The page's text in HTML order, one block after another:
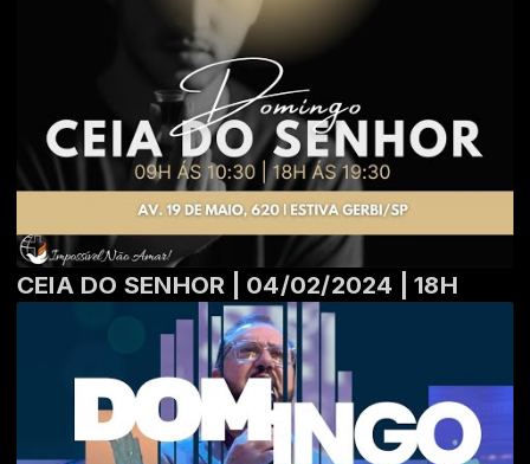
CEIA DO SENHOR | 04/02/2024 | 18H